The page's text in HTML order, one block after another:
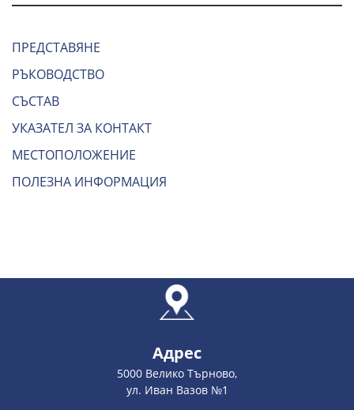
ПРЕДСТАВЯНЕ
РЪКОВОДСТВО
СЪСТАВ
УКАЗАТЕЛ ЗА КОНТАКТ
МЕСТОПОЛОЖЕНИЕ
ПОЛЕЗНА ИНФОРМАЦИЯ
Адрес
5000 Велико Търново,
ул. Иван Вазов №1